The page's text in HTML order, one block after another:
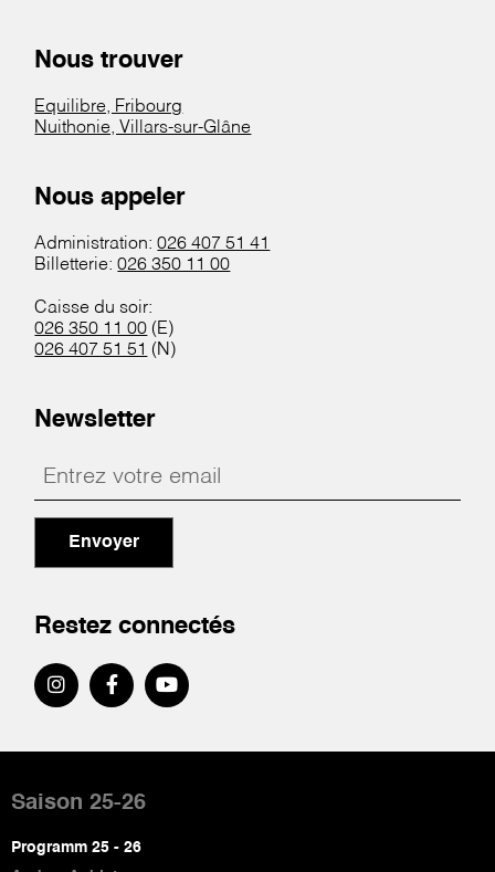
Nous trouver
Equilibre, Fribourg
Nuithonie, Villars-sur-Glâne
Nous appeler
Administration:026 407 51 41
Billetterie:026 350 11 00
Caisse du soir:
026 350 11 00 (E)
026 407 51 51 (N)
Newsletter
Envoyer
Restez connectés
de
page
Saison 25-26
Programm 25 - 26